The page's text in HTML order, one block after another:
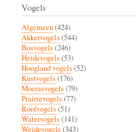
Vogels
Algemeen(424)
Akkervogels(544)
Bosvogels(246)
Heidevogels(53)
Hoogland vogels(52)
Kustvogels(176)
Moerasvogels(79)
Prairievogels(77)
Roofvogels(51)
Watervogels(141)
Weidevogels(343)